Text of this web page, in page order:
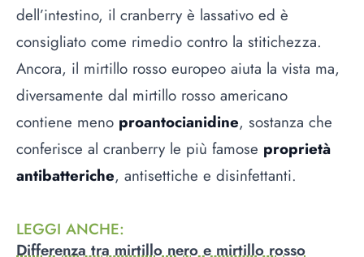
dell’intestino, il cranberry è lassativo ed è
consigliato come rimedio contro la stitichezza.
Ancora, il mirtillo rosso europeo aiuta la vista ma,
diversamente dal mirtillo rosso americano
contiene meno proantocianidine, sostanza che
conferisce al cranberry le più famose proprietà
antibatteriche, antisettiche e disinfettanti.
LEGGI ANCHE:
Differenza tra mirtillo nero e mirtillo rosso